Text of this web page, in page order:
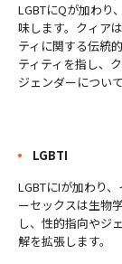
LGBTにQが加わり
味します。クィア
ティに関する伝統
ティティを指し、
ジェンダーについ
LGBTI
LGBTにIが加わり
ーセックスは生物
し、性的指向やジ
解を拡張します。